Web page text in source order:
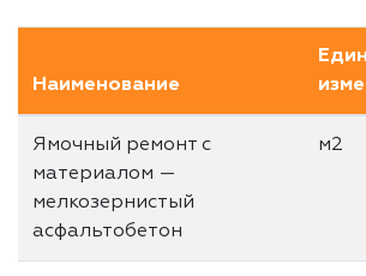
Наименование
Ямочный ремонт с
материалом —
мелкозернистый
асфальтобетон
м2